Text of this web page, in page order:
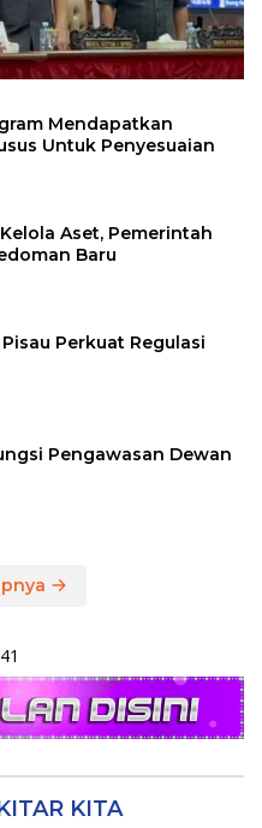
Mendapatkan
Untuk Penyesuaian
Aset, Pemerintah
Baru
Perkuat Regulasi
Pengawasan Dewan
IKLAN HUB. 0811504141
KITA